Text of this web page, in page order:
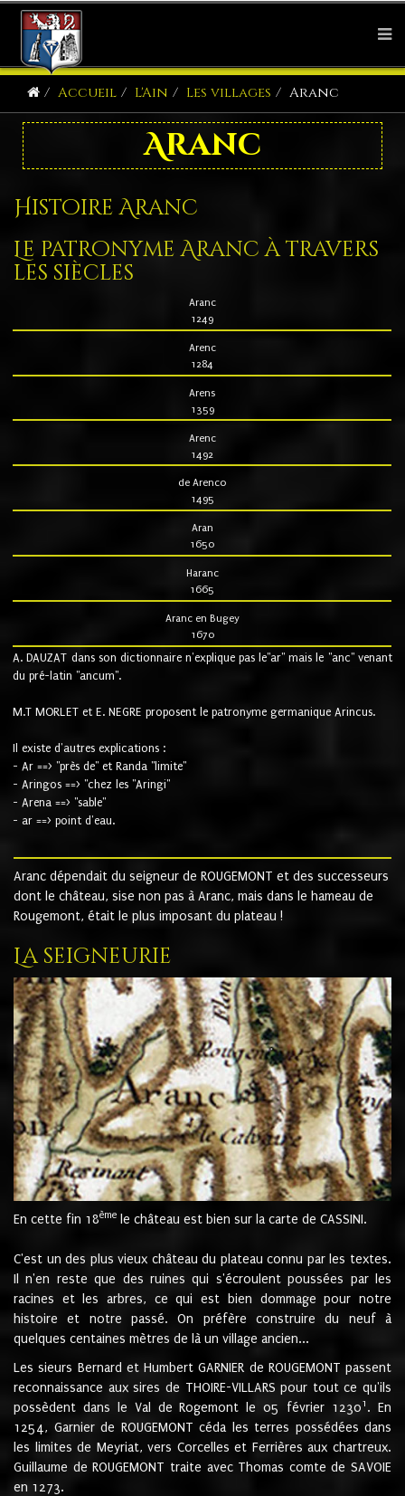
Accueil L'Ain Les villages Aranc
Aranc
Histoire Aranc
Le patronyme Aranc à travers
les siècles
Aranc
1249
Arenc
1284
Arens
1359
Arenc
1492
de Arenco
1495
Aran
1650
Haranc
1665
Aranc en Bugey
1670
A. DAUZAT dans son dictionnaire n'explique pas le"ar" mais le "anc" venant
du pré-latin "ancum".
M.T MORLET et E. NEGRE proposent le patronyme germanique Arincus.
Il existe d'autres explications :
- Ar ==> "près de" et Randa "limite"
- Aringos ==> "chez les "Aringi"
- Arena ==> "sable"
- ar ==> point d'eau.
Aranc dépendait du seigneur de ROUGEMONT et des successeurs
dont le château, sise non pas à Aranc, mais dans le hameau de
Rougemont, était le plus imposant du plateau !
La seigneurie
En cette fin 18ème le château est bien sur la carte de CASSINI.
C'est un des plus vieux château du plateau connu par les textes.
Il n'en reste que des ruines qui s'écroulent poussées par les
racines et les arbres, ce qui est bien dommage pour notre
histoire et notre passé. On préfère construire du neuf à
quelques centaines mètres de là un village ancien...
Les sieurs Bernard et Humbert GARNIER de ROUGEMONT passent
reconnaissance aux sires de THOIRE-VILLARS pour tout ce qu'ils
possèdent dans le Val de Rogemont le 05 février 12301 . En
1254, Garnier de ROUGEMONT céda les terres possédées dans
les limites de Meyriat, vers Corcelles et Ferrières aux chartreux.
Guillaume de ROUGEMONT traite avec Thomas comte de SAVOIE
en 1273.